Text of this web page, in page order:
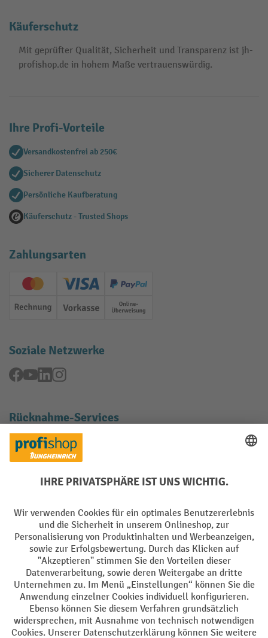
Käuferschutz
Mit geprüfter Qualität, Sicherheit und Transparenz ist jh-
profishop.de in hohem Maße vertrauenswürdig.
Ihre Profi-Vorteile
Versandkostenfrei ab 250€
Sicherer Datenschutz
Persönliche Kaufberatung
Käuferschutz - Trusted Shops
Zahlungsarten
Creditcard (Master)Creditcard (Visa)
PayPal
Rechnung Vorkasse Online-Überweisung
Soziale Netzwerke
Facebook
YouTubeLinkedInInstagram
Rücknahme-Services
Elektrogeräte Rückname
Batterie Rückname
Impressum Datenschutz
Barrierefreiheit Grounding Page Privacy Settings
Alle Preise exkl. gesetzl. Mehrwertsteuer zzgl.Versandkostenund ggf.
Nachnahmegebühren, wenn nicht anders angegeben.